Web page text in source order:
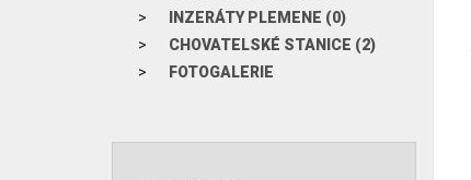
INZERÁTY PLEMENE (0)
CHOVATELSKÉ STANICE (2)
FOTOGALERIE